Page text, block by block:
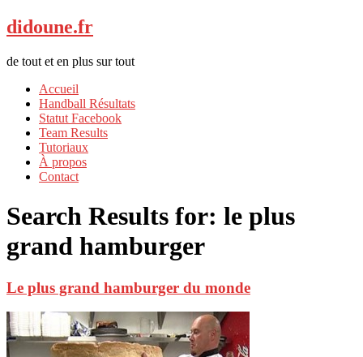
didoune.fr
de tout et en plus sur tout
Accueil
Handball Résultats
Statut Facebook
Team Results
Tutoriaux
À propos
Contact
Search Results for: le plus
grand hamburger
Le plus grand hamburger du monde